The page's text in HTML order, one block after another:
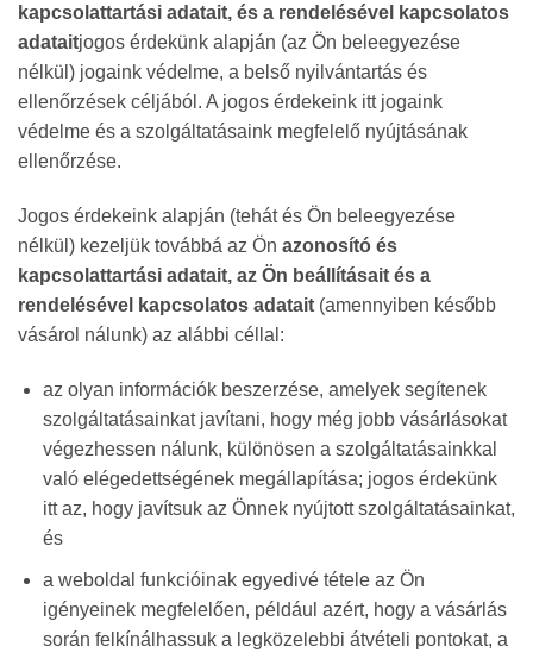
kapcsolattartási adatait, és a rendelésével kapcsolatos
adataitjogos érdekünk alapján (az Ön beleegyezése
nélkül) jogaink védelme, a belső nyilvántartás és
ellenőrzések céljából. A jogos érdekeink itt jogaink
védelme és a szolgáltatásaink megfelelő nyújtásának
ellenőrzése.
Jogos érdekeink alapján (tehát és Ön beleegyezése
nélkül) kezeljük továbbá az Ön azonosító és
kapcsolattartási adatait, az Ön beállításait és a
rendelésével kapcsolatos adatait (amennyiben később
vásárol nálunk) az alábbi céllal:
az olyan információk beszerzése, amelyek segítenek
szolgáltatásainkat javítani, hogy még jobb vásárlásokat
végezhessen nálunk, különösen a szolgáltatásainkkal
való elégedettségének megállapítása; jogos érdekünk
itt az, hogy javítsuk az Önnek nyújtott szolgáltatásainkat,
és
a weboldal funkcióinak egyedivé tétele az Ön
igényeinek megfelelően, például azért, hogy a vásárlás
során felkínálhassuk a legközelebbi átvételi pontokat, a